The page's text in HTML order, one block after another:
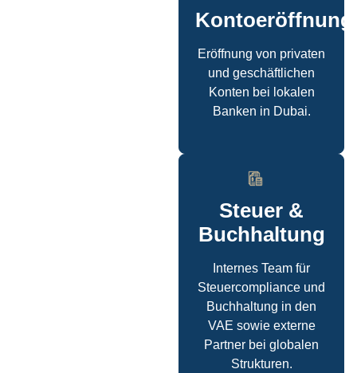
Kontoeröffnung
Eröffnung von privaten
und geschäftlichen
Konten bei lokalen
Banken in Dubai.
Steuer &
Buchhaltung
Internes Team für
Steuercompliance und
Buchhaltung in den
VAE sowie externe
Partner bei globalen
Strukturen.